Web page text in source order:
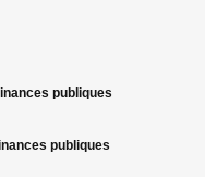
publiques
publiques